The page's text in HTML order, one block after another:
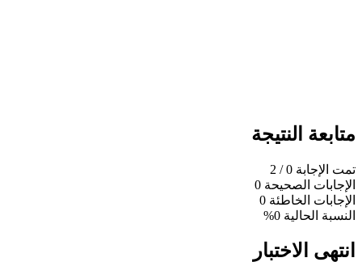
متابعة النتيجة
تمت الإجابة 0
/ 2
الإجابات الصحيحة 0
الإجابات الخاطئة 0
النسبة الحالية 0%
انتهى الاختبار